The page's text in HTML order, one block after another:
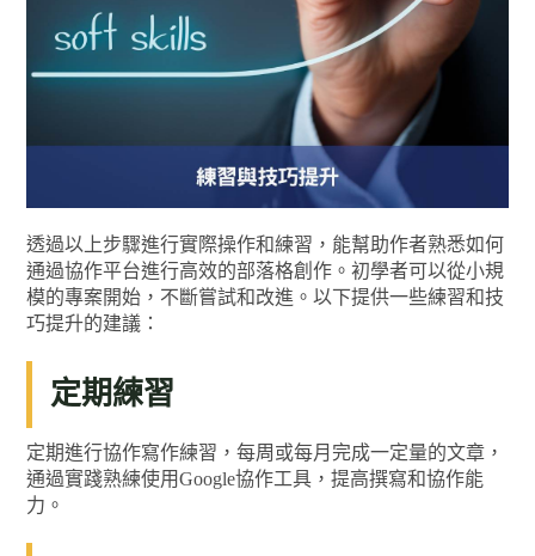
透過以上步驟進行實際操作和練習，能幫助作者熟悉如何
通過協作平台進行高效的部落格創作。初學者可以從小規
模的專案開始，不斷嘗試和改進。以下提供一些練習和技
巧提升的建議：
定期練習
定期進行協作寫作練習，每周或每月完成一定量的文章，
通過實踐熟練使用Google協作工具，提高撰寫和協作能
力。